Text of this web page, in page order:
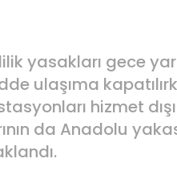
yasakları gece
ulaşıma
hizmet dışı
da Anadolu